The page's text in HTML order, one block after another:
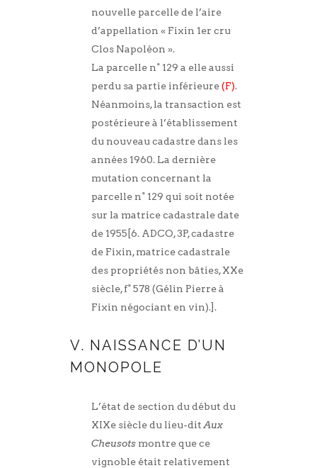
nouvelle parcelle de l’aire
d’appellation « Fixin 1er cru
Clos Napoléon ».
La parcelle n° 129 a elle aussi
perdu sa partie inférieure(F).
Néanmoins, la transaction est
postérieure à l’établissement
du nouveau cadastre dans les
années 1960. La dernière
mutation concernant la
parcelle n° 129 qui soit notée
sur la matrice cadastrale date
de 1955[6. ADCO, 3P, cadastre
de Fixin, matrice cadastrale
des propriétés non bâties, XXe
siècle, f° 578 (Gélin Pierre à
Fixin négociant en vin).].
V. NAISSANCE D’UN
MONOPOLE
L’état de section du début du
XIXe siècle du lieu-dit Aux
Cheusots montre que ce
vignoble était relativement